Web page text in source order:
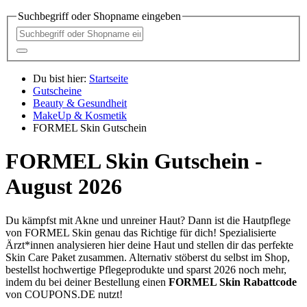
Suchbegriff oder Shopname eingeben
Du bist hier: Startseite
Gutscheine
Beauty & Gesundheit
MakeUp & Kosmetik
FORMEL Skin Gutschein
FORMEL Skin Gutschein -
August 2026
Du kämpfst mit Akne und unreiner Haut? Dann ist die Hautpflege
von FORMEL Skin genau das Richtige für dich! Spezialisierte
Ärzt*innen analysieren hier deine Haut und stellen dir das perfekte
Skin Care Paket zusammen. Alternativ stöberst du selbst im Shop,
bestellst hochwertige Pflegeprodukte und sparst 2026 noch mehr,
indem du bei deiner Bestellung einen FORMEL Skin Rabattcode
von COUPONS.DE nutzt!